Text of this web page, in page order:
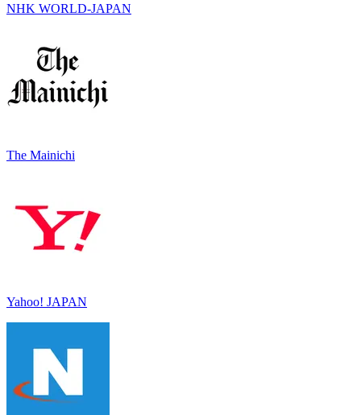
NHK WORLD-JAPAN
The Mainichi
Yahoo! JAPAN